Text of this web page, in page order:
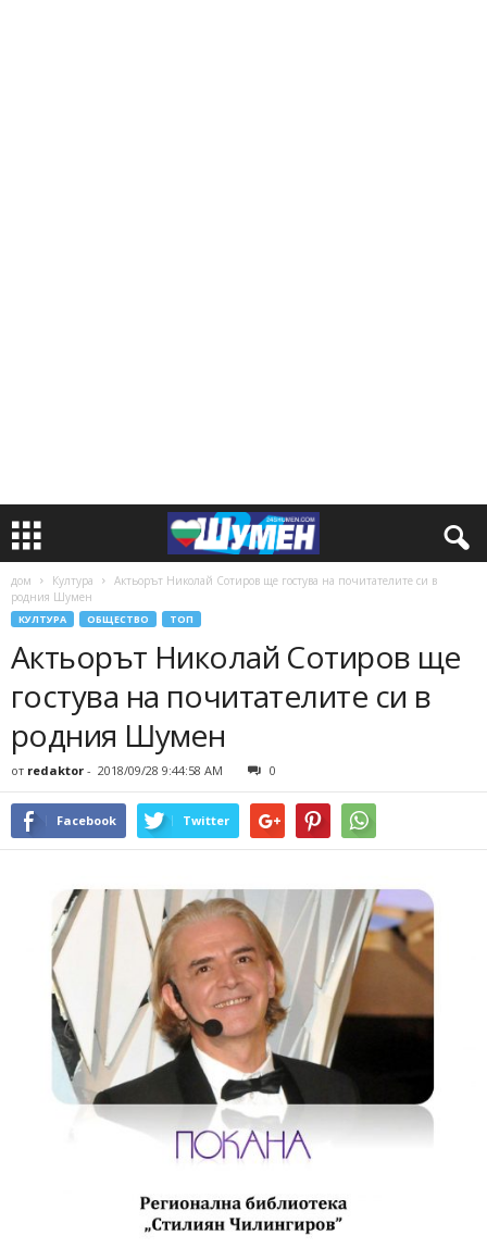
дом Култура
Актьорът Николай Сотиров ще гостува на почитателите си в
родния Шумен
КУЛТУРА ОБЩЕСТВО ТОП
Актьорът Николай Сотиров ще
гостува на почитателите си в
родния Шумен
от redaktor - 2018/09/28 9:44:58 AM 0
Facebook Twitter